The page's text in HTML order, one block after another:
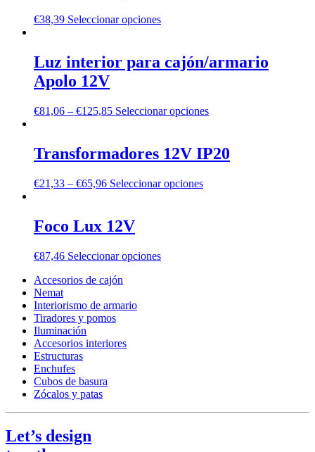
€38,39 Seleccionar opciones
Luz interior para cajón/armario
Apolo 12V
€81,06 – €125,85 Seleccionar opciones
Transformadores 12V IP20
€21,33 – €65,96 Seleccionar opciones
Foco Lux 12V
€87,46 Seleccionar opciones
Accesorios de cajón
Nemat
Interiorismo de armario
Tiradores y pomos
Iluminación
Accesorios interiores
Estructuras
Enchufes
Cubos de basura
Zócalos y patas
Let’s design